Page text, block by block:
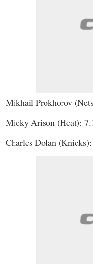
Mikhail Prokhorov
Micky Arison (Heat):
Charles Dolan